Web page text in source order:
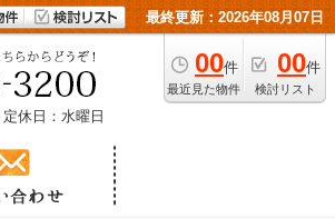
最終更新：2026年08月07日
00件
最近見た物件
00件
検討リスト
定休日：水曜日